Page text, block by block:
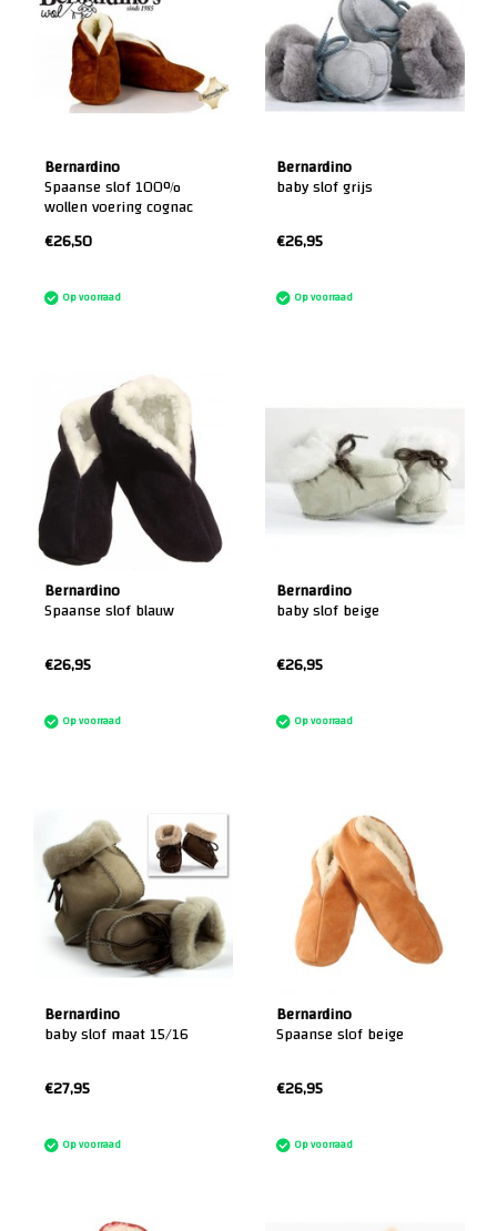
Bernardino
Spaanse slof 100%
wollen voering cognac
€26,50
Op voorraad
Bernardino
baby slof grijs
€26,95
Op voorraad
Bernardino
Spaanse slof blauw
€26,95
Op voorraad
Bernardino
baby slof beige
€26,95
Op voorraad
Bernardino
baby slof maat 15/16
€27,95
Op voorraad
Bernardino
Spaanse slof beige
€26,95
Op voorraad